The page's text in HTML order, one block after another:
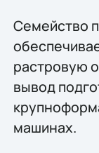
Семейство
растровую
вывод
машинах.